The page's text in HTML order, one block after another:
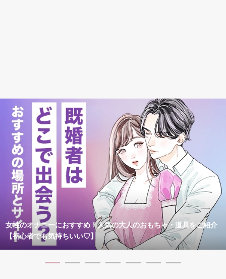
女性のオナニーにおすすめ！人気の大人のおもちゃ・道具をご紹介
【初心者でも気持ちいい♡】